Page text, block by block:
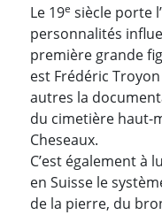
Le 19e siècle porte
personnalités
première grande
est Frédéric
autres la
du cimetière haut-
Cheseaux.
C’est également à
en Suisse le
de la pierre, du